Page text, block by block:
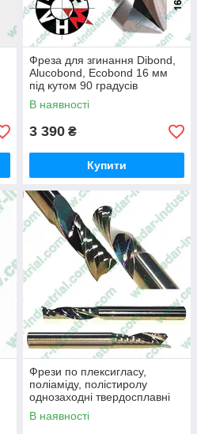
Фреза для згинання Dibond,
Alucobond, Ecobond 16 мм
під кутом 90 градусів
твердосплавна
В наявності
3 390 ₴
Купити
Фрези по плексигласу,
поліаміду, полістиролу
однозаходні твердосплавні
В наявності